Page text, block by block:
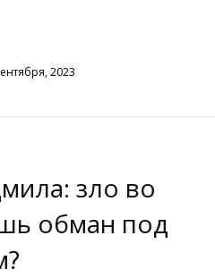
2023
зло во
обман под